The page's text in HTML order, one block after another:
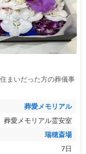
まいだった方の葬儀事
葬愛メモリアル
葬愛メモリアル霊安室
瑞穂斎場
7日